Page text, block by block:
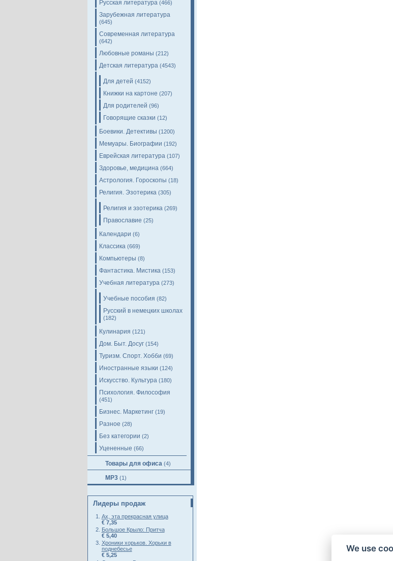
Русская литература (466)
Зарубежная литература
(645)
Современная литература
(642)
Любовные романы (212)
Детская литература (4543)
Для детей (4152)
Книжки на картоне (207)
Для родителей (96)
Говорящие сказки (12)
Боевики. Детективы (1200)
Мемуары. Биографии (192)
Еврейская литература (107)
Здоровье, медицина (664)
Астрология. Гороскопы (18)
Религия. Эзотерика (305)
Религия и эзотерика (269)
Православие (25)
Календари (6)
Классика (669)
Компьютеры (8)
Фантастика. Мистика (153)
Учебная литература (273)
Учебные пособия (82)
Русский в немецких школах
(182)
Кулинария (121)
Дом. Быт. Досуг (154)
Туризм. Спорт. Хобби (69)
Иностранные языки (124)
Искусство. Культура (180)
Психология. Философия
(451)
Бизнес. Маркетинг (19)
Разное (28)
Без категории (2)
Уцененные (66)
Товары для офиса (4)
MP3 (1)
Лидеры продаж
Ах, эта прекрасная улица
€ 7,35
Большое Крыло: Притча
€ 5,40
Хроники хорьков. Хорьки в
поднебесье
€ 5,25
We use